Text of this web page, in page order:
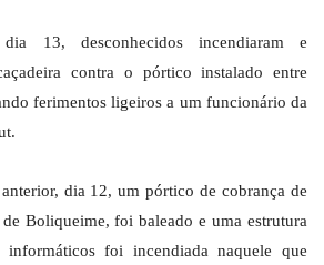
13, desconhecidos incendiaram e
contra o pórtico instalado entre
ferimentos ligeiros a um funcionário da
dia 12, um pórtico de cobrança de
Boliqueime, foi baleado e uma estrutura
foi incendiada naquele que